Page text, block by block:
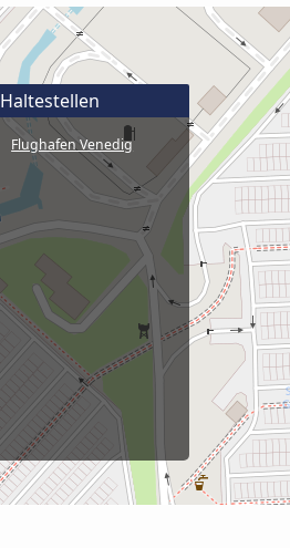
Haltestellen
Flughafen Venedig